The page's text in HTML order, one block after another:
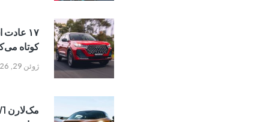
ژوئن 29, 2026
۱۷
کوتاه